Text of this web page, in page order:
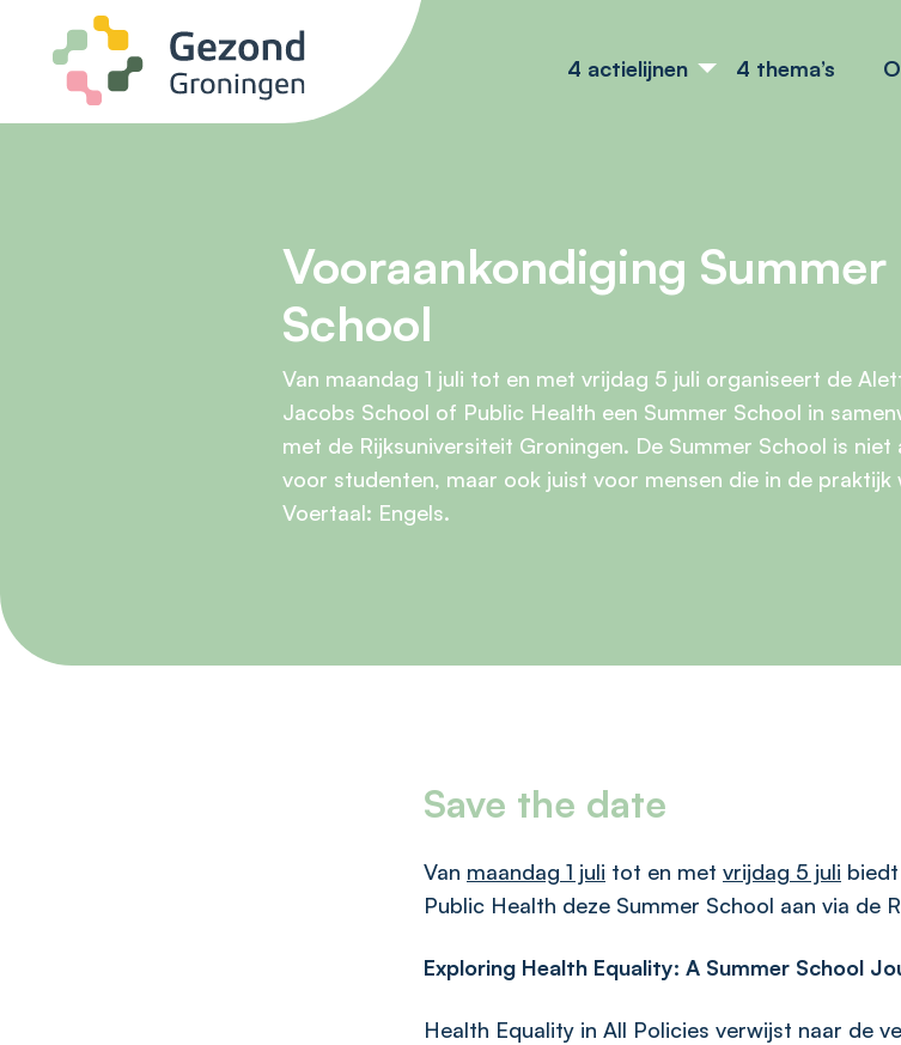
Ga naar de inhoud
4 actielijnen 4 thema’s
Vooraankondiging Summer
School
Van maandag 1 juli tot en met vrijdag 5 juli organiseert de
Jacobs School of Public Health een Summer School in
met de Rijksuniversiteit Groningen. De Summer School is niet
voor studenten, maar ook juist voor mensen die in de praktijk
Voertaal: Engels.
Save the date
Van maandag 1 juli tot en met vrijdag 5 juli
Public Health deze Summer School aan via de
Exploring Health Equality: A Summer School
Health Equality in All Policies verwijst naar de